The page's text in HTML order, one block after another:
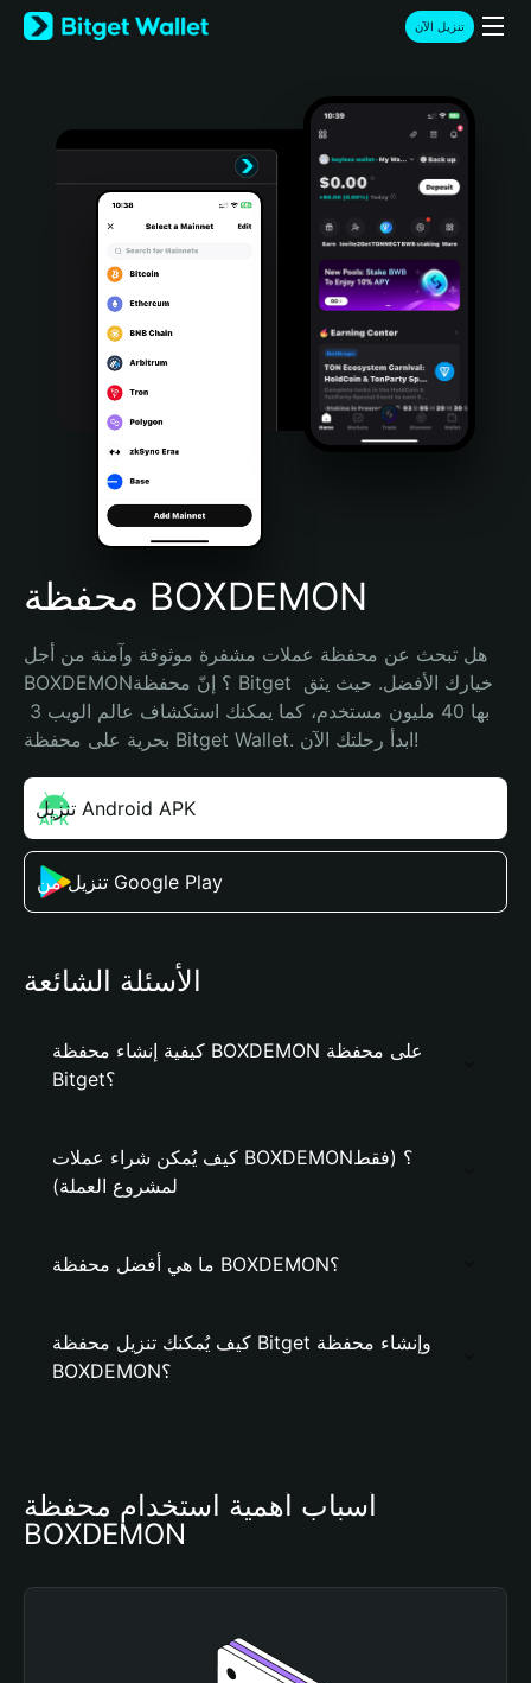
English
日本語
Türkçe
Português (Portugal)
Bahasa Indonesia
Português (Brasil)
Español (Argentina)
تنزيل الآن
محفظة BOXDEMON
هل تبحث عن محفظة عملات مشفرة موثوقة وآمنة من أجل
BOXDEMON؟ إنّ محفظة Bitget خيارك الأفضل. حيث يثق
بحرية على محفظة Bitget Wallet. ابدأ رحلتك الآن!
تنزيل Android APK
تنزيل من Google Play
الأسئلة الشائعة
كيفية إنشاء محفظة BOXDEMON على محفظة
Bitget؟
كيف يُمكن شراء عملات BOXDEMON؟ (فقط
لمشروع العملة)
ما هي أفضل محفظة BOXDEMON؟
كيف يُمكنك تنزيل محفظة Bitget وإنشاء محفظة
BOXDEMON؟
أسباب أهمية استخدام محفظة
BOXDEMON